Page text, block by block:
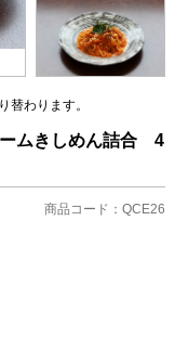
替わります。
ームきしめん詰合 4
商品コード：QCE26